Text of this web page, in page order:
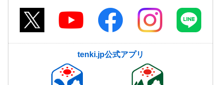
tenki.jp公式アプリ